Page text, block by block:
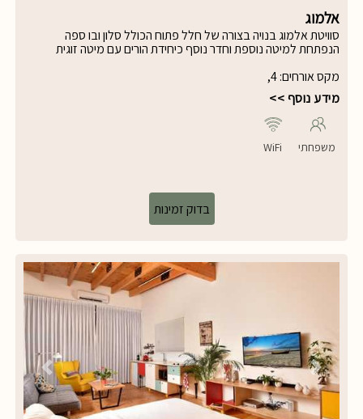
אלמוג
סוויטת אלמוג בנויה בצורה של חלל פתוח הכולל סלון ובו ספה
הנפתחת למיטה נוספת וחדר נוסף כיחידת הורים עם מיטה זוגית
מקס אורחים:
4
,
מידע נוסף >>
משפחתי WiFi
Previous Next